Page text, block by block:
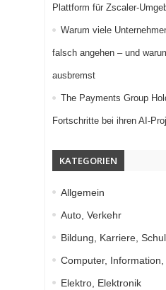
Plattform für Zscaler-
Warum viele
falsch angehen – und
ausbremst
The Payments Group
Fortschritte bei ihren AI-
KATEGORIEN
Allgemein
Auto, Verkehr
Bildung, Karriere,
Computer,
Elektro, Elektronik